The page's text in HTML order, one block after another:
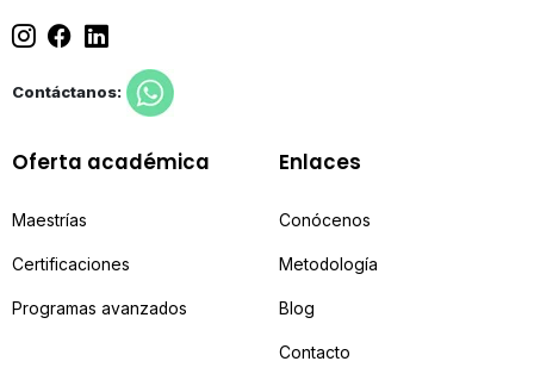
Contáctanos:
Oferta académica
Maestrías
Certificaciones
Programas avanzados
Enlaces
Conócenos
Metodología
Blog
Contacto